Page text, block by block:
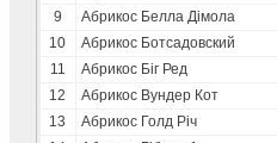
9
Абрикос Белла Дімола
10
Абрикос Ботсадовский
11
Абрикос Біг Ред
12
Абрикос Вундер Кот
13
Абрикос Голд Річ